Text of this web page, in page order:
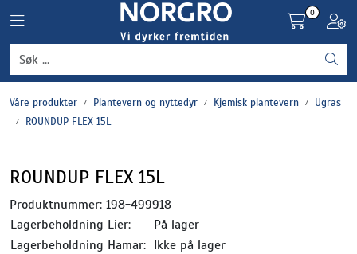
Toggle navigation
0
Våre produkter Plantevern og nyttedyr Kjemisk plantevern
Ugras
ROUNDUP FLEX 15L
ROUNDUP FLEX 15L
Produktnummer: 198-499918
Lagerbeholdning Lier:
På lager
Lagerbeholdning Hamar: Ikke på lager
Grønnsaker
Settepotet og setteløk
Plantevern og nyttedyr
Blomster, potter og brett